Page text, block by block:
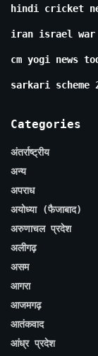
hindi cricket
iran israel war
cm yogi news
sarkari scheme
Categories
अंतर्राष्ट्रीय
अन्य
अपराध
अयोध्या (फैजाबाद)
अरुणाचल प्रदेश
अलीगढ़
असम
आगरा
आजमगढ़
आतंकवाद
आंध्र प्रदेश